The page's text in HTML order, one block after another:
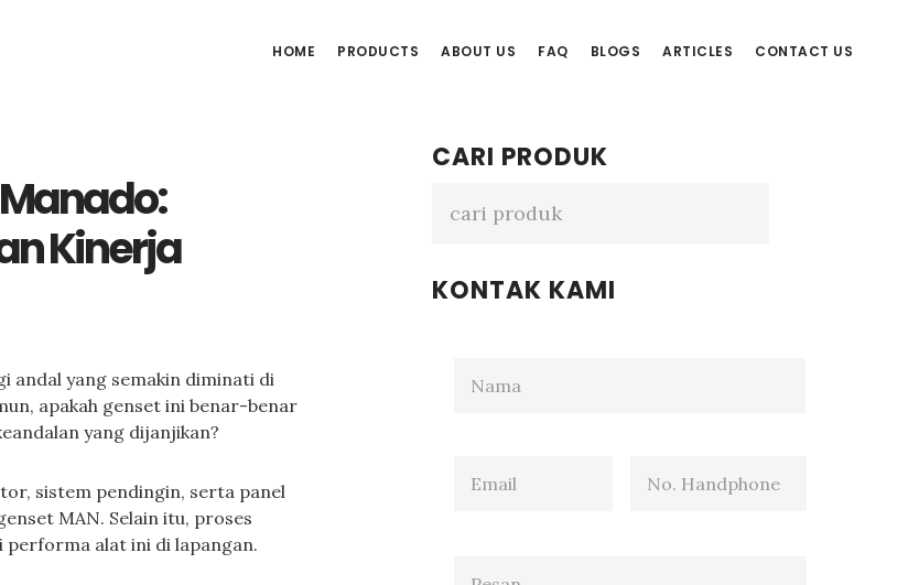
HOME PRODUCTS ABOUT US FAQ BLOGS ARTICLES CONTACT US
Kinerja
andal yang semakin diminati di
apakah genset ini benar-benar
yang dijanjikan?
sistem pendingin, serta panel
MAN. Selain itu, proses
alat ini di lapangan.
Primary
Sidebar
CARI PRODUK
KONTAK KAMI